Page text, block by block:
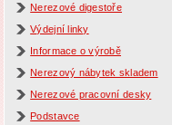
Nerezové digestoře
Výdejní linky
Informace o výrobě
Nerezový nábytek skladem
Nerezové pracovní desky
Podstavce